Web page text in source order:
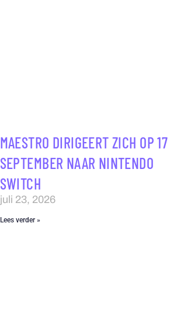
MAESTRO DIRIGEERT ZICH OP 17
SEPTEMBER NAAR NINTENDO
SWITCH
juli 23, 2026
Lees verder »